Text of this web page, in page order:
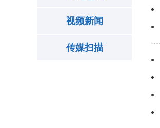
视频新闻
传媒扫描